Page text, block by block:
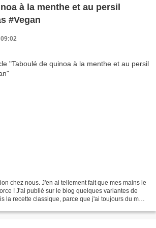
à la menthe et au persil
#Vegan
chez nous. J'en ai tellement fait que mes mains le
! J'ai publié sur le blog quelques variantes de
la recette classique, parce que j'ai toujours du mal